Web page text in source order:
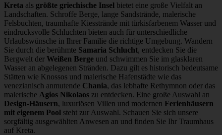
Kreta als größte griechische Insel bietet eine große Vielfalt an
Landschaften. Schroffe Berge, lange Sandstrände, malerische
Felsbuchten, traumhafte Kiesstrände mit türkisfarbenem Wasser und
eindrucksvolle Schluchten bieten auch für unterschiedliche
Urlaubswünsche in Ihrer Familie die richtige Umgebung. Wandern
Sie durch die berühmte Samaria Schlucht, entdecken Sie die
Bergwelt der Weißen Berge und schwimmen Sie im glasklaren
Wasser an abgelegenen Stränden. Dazu gilt es historisch bedeutsame
Stätten wie Knossos und malerische Hafenstädte wie das
venezianisch anmutende Chania, das lebhafte Rethymnon oder das
malerische Agios Nikolaos zu entdecken. Eine große Auswahl an
Design-Häusern, luxuriösen Villen und modernen Ferienhäusern
mit eigenem Pool steht zur Auswahl. Schauen Sie sich unsere
sorgfältig ausgewählten Anwesen an und finden Sie Ihr Traumhaus
auf Kreta.